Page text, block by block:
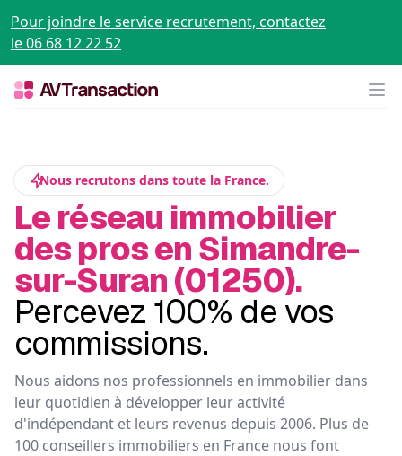
Pour joindre le service recrutement, contactez
le 06 68 12 22 52
Nous recrutons dans toute la France.
Le réseau immobilier
des pros en Simandre-
sur-Suran (01250).
Percevez 100% de vos
commissions.
Nous aidons nos professionnels en immobilier dans
leur quotidien à développer leur activité
d'indépendant et leurs revenus depuis 2006. Plus de
100 conseillers immobiliers en France nous font